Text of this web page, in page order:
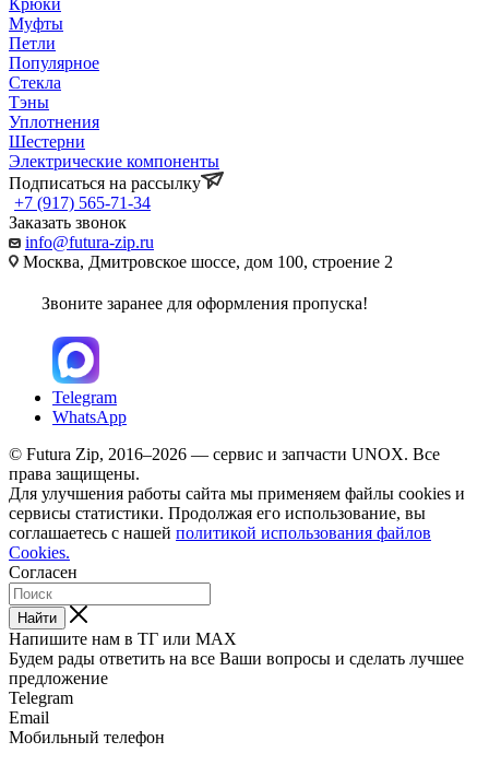
Муфты
Петли
Популярное
Стекла
Тэны
Уплотнения
Шестерни
Электрические компоненты
Подписаться на рассылку
+7 (917) 565-71-34
Заказать звонок
info@futura-zip.ru
Москва, Дмитровское шоссе, дом 100, строение 2
Звоните заранее для оформления пропуска!
Telegram
WhatsApp
© Futura Zip, 2016–2026 — сервис и запчасти UNOX. Все
права защищены.
Для улучшения работы сайта мы применяем файлы cookies и
сервисы статистики. Продолжая его использование, вы
соглашаетесь с нашей политикой использования файлов
Cookies.
Согласен
Найти
Напишите нам в ТГ или MAX
Будем рады ответить на все Ваши вопросы и сделать лучшее
предложение
Telegram
Email
Мобильный телефон